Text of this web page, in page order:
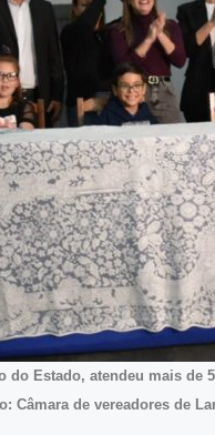
Estado, atendeu mais de
Câmara de vereadores de